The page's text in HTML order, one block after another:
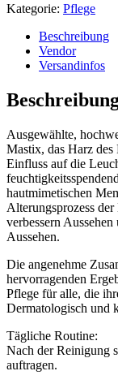
Kategorie: Pflege
Beschreibung
Vendor
Versandinfos
Ausgewählte,
Mastix, das Harz des
Einfluss auf die
hautmimetischen
Alterungsprozess
verbessern
Aussehen.
Die angenehme
hervorragenden
Pflege für alle, die
Dermatologisch und
Tägliche Routine:
Nach der Reinigung
auftragen.